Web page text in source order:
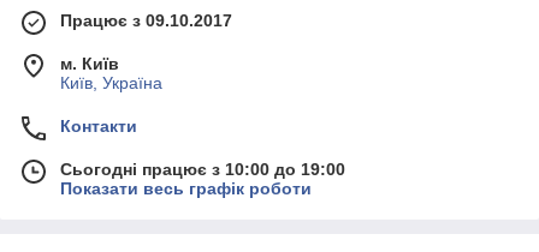
Працює з 09.10.2017
м. Київ
Київ, Україна
Контакти
Сьогодні працює з 10:00 до 19:00
Показати весь графік роботи